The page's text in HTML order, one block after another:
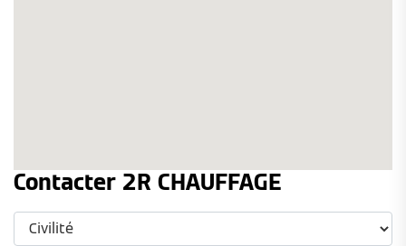
Contacter 2R CHAUFFAGE